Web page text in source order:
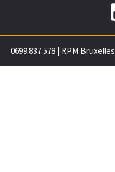
0699.837.578 | RPM Bruxelles